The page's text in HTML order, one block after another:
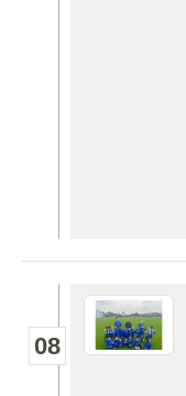
08